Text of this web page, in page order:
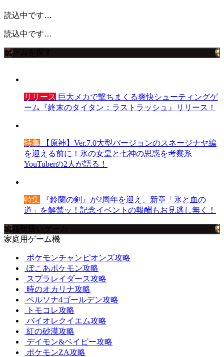
読込中です…
読込中です…
ゲームを探す
リリース 巨大メカで撃ちまくる爽快シューティングゲ
ーム『終末のタイタン：ラストラッシュ』リリース！
特集 【原神】Ver.7.0大型バージョンのスネージナヤ編
を迎える前に！氷の女皇と七神の思惑を考察系
YouTuberの2人が語る！
特集 『鈴蘭の剣』が2周年を迎え、新章「氷と血の
道」を解禁ッ！記念イベントの報酬もお見逃し無く！
攻略取扱いゲーム
家庭用ゲーム機
ポケモンチャンピオンズ攻略
ぽこあポケモン攻略
スプラレイダース攻略
時のオカリナ攻略
ペルソナ4ゴールデン攻略
トモコレ攻略
バイオレクイエム攻略
紅の砂漠攻略
デイモン&ベイビー攻略
ポケモンZA攻略